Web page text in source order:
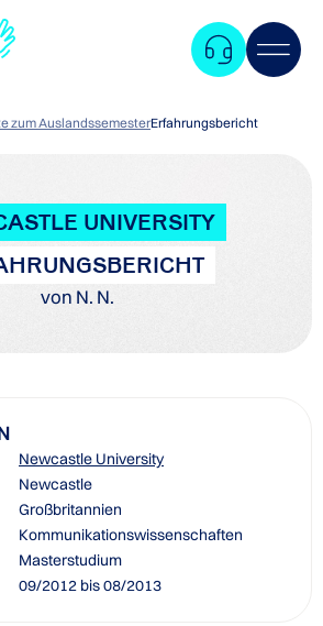
zum AuslandssemesterErfahrungsbericht
UNIVERSITY
von N. N.
Newcastle University
Newcastle
Großbritannien
Kommunikationswissenschaften
Masterstudium
09/2012 bis 08/2013